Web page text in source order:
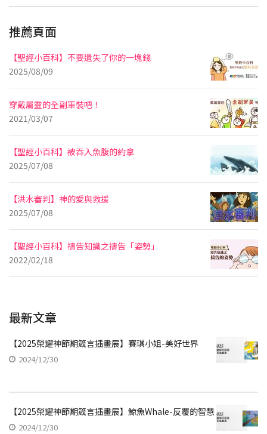
推薦頁面
【聖經小百科】不要遺失了你的一塊錢
2025/08/09
穿戴屬靈的全副軍裝吧！
2021/03/07
【聖經小百科】被吞入魚腹的約拿
2025/07/08
【洪水審判】神的愛與救援
2025/07/08
【聖經小百科】禱告知識之禱告「姿勢」
2022/02/18
最新文章
【2025榮耀神節期箴言插畫展】賽琪小姐-美好世界
2024/12/30
【2025榮耀神節期箴言插畫展】鯨魚Whale-反覆的智慧
2024/12/30